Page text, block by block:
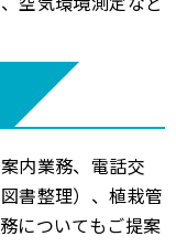
内業務、電話交
書整理）、植栽管
についてもご提案